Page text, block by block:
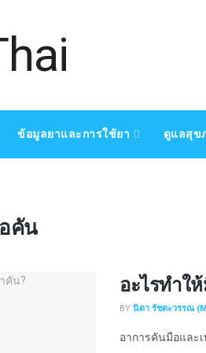
ข้อมูลยาและการใช้ยา ดูแลสุข
คัน
อะไรทำใ
BY นิดา รัชตะวรรณ
อาการคันมือและเท้